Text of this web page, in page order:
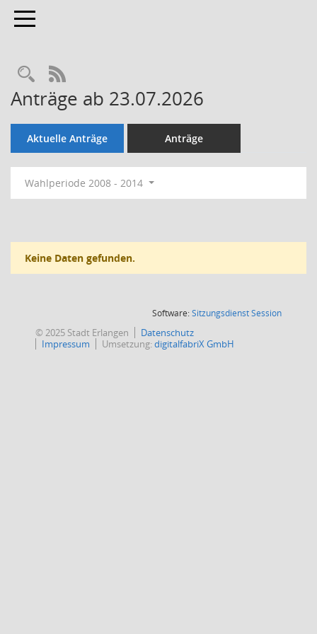
Toggle navigation
Rechercheauswahl
RSS-Feed
Anträge ab 23.07.2026
Aktuelle Anträge Anträge
Wahlperiode 2008 - 2014
Keine Daten gefunden.
Software:SitzungsdienstSession(Wird in
© 2025 Stadt Erlangen
Datenschutz
Impressum
Umsetzung:digitalfabriX GmbH